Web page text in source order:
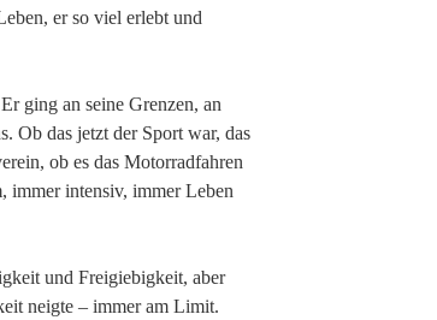
er so viel erlebt und
ging an seine Grenzen, an
Ob das jetzt der Sport war, das
ob es das Motorradfahren
immer intensiv, immer Leben
und Freigiebigkeit, aber
neigte – immer am Limit.